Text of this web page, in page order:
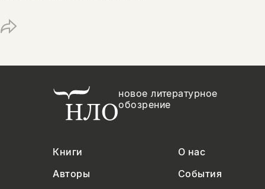
новое литературное
обозрение
Книги
О нас
Авторы
События